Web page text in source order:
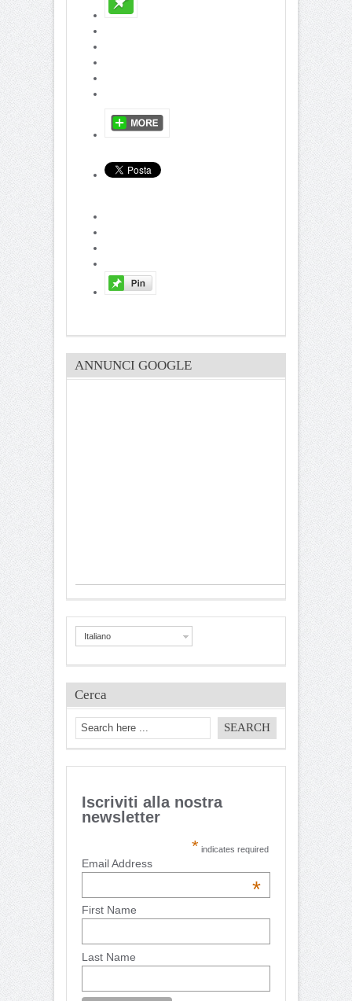
ANNUNCI GOOGLE
Italiano
Cerca
Iscriviti alla nostra
newsletter
* indicates required
Email Address
*
First Name
Last Name